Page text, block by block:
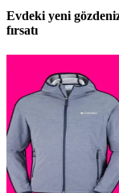
Evdeki yeni
fırsatı